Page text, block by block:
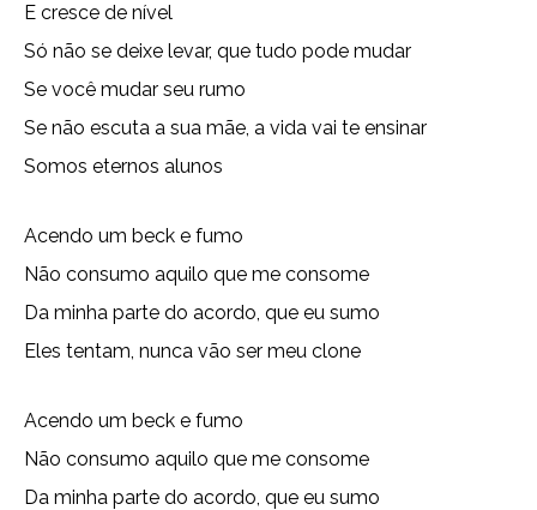
E cresce de nível
Só não se deixe levar, que tudo pode mudar
Se você mudar seu rumo
Se não escuta a sua mãe, a vida vai te ensinar
Somos eternos alunos
Acendo um beck e fumo
Não consumo aquilo que me consome
Da minha parte do acordo, que eu sumo
Eles tentam, nunca vão ser meu clone
Acendo um beck e fumo
Não consumo aquilo que me consome
Da minha parte do acordo, que eu sumo